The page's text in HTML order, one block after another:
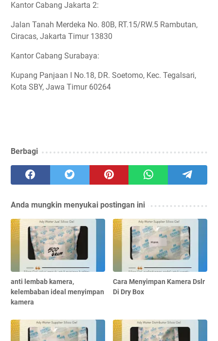
Kantor Cabang Jakarta 2:
Jalan Tanah Merdeka No. 80B, RT.15/RW.5 Rambutan,
Ciracas, Jakarta Timur 13830
Kantor Cabang Surabaya:
Kupang Panjaan I No.18, DR. Soetomo, Kec. Tegalsari,
Kota SBY, Jawa Timur 60264
Berbagi
Anda mungkin menyukai postingan ini
anti lembab kamera,
kelembaban ideal menyimpan
kamera
Cara Menyimpan Kamera Dslr
Di Dry Box